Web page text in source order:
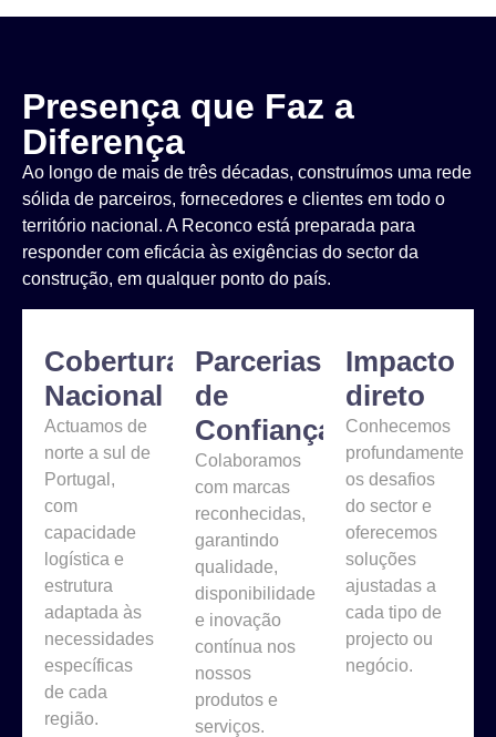
Presença que Faz a
Diferença
Ao longo de mais de três décadas, construímos uma rede
sólida de parceiros, fornecedores e clientes em todo o
território nacional. A Reconco está preparada para
responder com eficácia às exigências do sector da
construção, em qualquer ponto do país.
Cobertura
Nacional
Actuamos de
norte a sul de
Portugal,
com
capacidade
logística e
estrutura
adaptada às
necessidades
específicas
de cada
região.
Parcerias
de
Confiança
Colaboramos
com marcas
reconhecidas,
garantindo
qualidade,
disponibilidade
e inovação
contínua nos
nossos
produtos e
serviços.
Impacto
direto
Conhecemos
profundamente
os desafios
do sector e
oferecemos
soluções
ajustadas a
cada tipo de
projecto ou
negócio.